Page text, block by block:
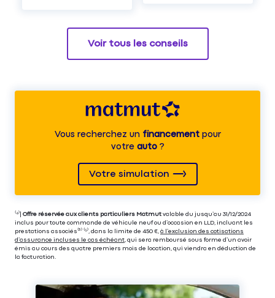
Voir tous les conseils
Vous recherchez unfinancementpour
votre auto?
Votre simulation
⁽⁴⁾| Offre réservée aux clients particuliers Matmut valable du jusqu’au 31/12/2024
inclus pour toute commande de véhicule neuf ou d’occasion en LLD, incluant les
prestations associés⁽³⁾ ⁽⁵⁾, dans la limite de 450 €, à l’exclusion des cotisations
d’assurance incluses le cas échéant, qui sera remboursé sous forme d’un avoir
émis au cours des quatre premiers mois de location, qui viendra en déduction de
la facturation.